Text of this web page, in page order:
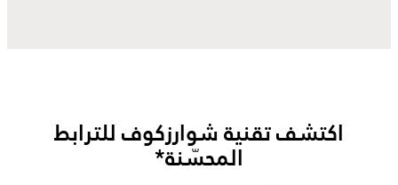
اكتشف تقنية شوارزكوف للترابط
المحسّنة*